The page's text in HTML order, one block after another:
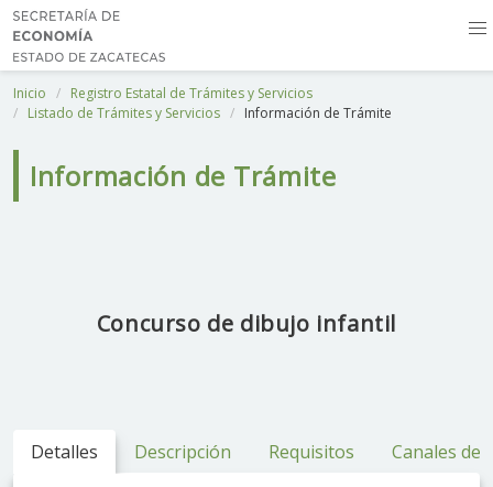
Inicio
Registro Estatal de Trámites y Servicios
Listado de Trámites y Servicios
Información de Trámite
Información de Trámite
Concurso de dibujo infantil
Detalles Descripción Requisitos Canales de